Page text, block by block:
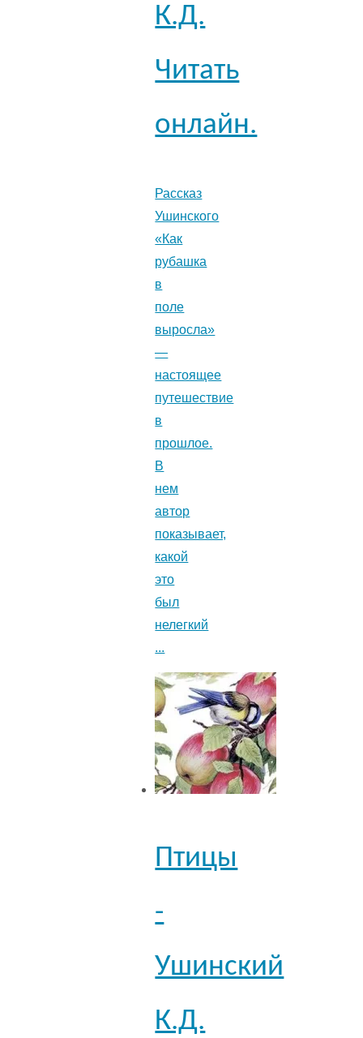
К.Д.
Читать
онлайн.
Рассказ
Ушинского
«Как
рубашка
в
поле
выросла»
—
настоящее
путешествие
в
прошлое.
В
нем
автор
показывает,
какой
это
был
нелегкий
...
Птицы
-
Ушинский
К.Д.